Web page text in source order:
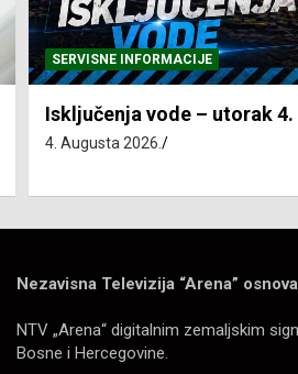
SERVISNE INFORMACIJE
Isključenja vode – utorak
4. Augusta 2026.
Nezavisna Televizija “Arena”
NTV „Arena“ digitalnim zemaljskim
Bosne i Hercegovine.